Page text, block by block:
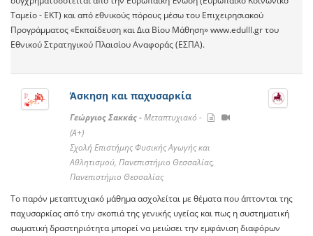
Ταμείο - ΕΚΤ) και από εθνικούς πόρους μέσω του Επιχειρησιακού
Προγράμματος «Εκπαίδευση και Δια Βίου Μάθηση» www.edulll.gr του
Εθνικού Στρατηγικού Πλαισίου Αναφοράς (ΕΣΠΑ).
Άσκηση και παχυσαρκία
Γεώργιος Σακκάς -Μεταπτυχιακό -
(A+)
Σχολή Επιστήμης Φυσικής Αγωγής και
Αθλητισμού, Πανεπιστήμιο Θεσσαλίας,
Πανεπιστήμιο Θεσσαλίας
Το παρόν μεταπτυχιακό μάθημα ασχολείται με θέματα που άπτονται της
παχυσαρκίας από την σκοπιά της γενικής υγείας και πως η συστηματική
σωματική δραστηριότητα μπορεί να μειώσει την εμφάνιση διαφόρων